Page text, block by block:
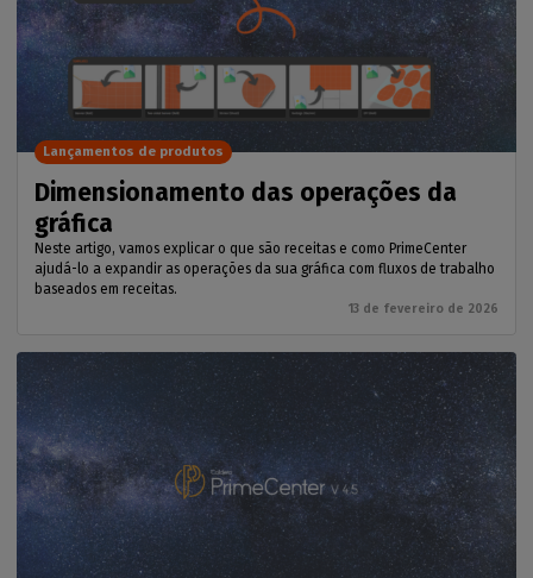
Dimensionamento das operações da
gráfica
Neste artigo, vamos explicar o que são receitas e como PrimeCenter
ajudá-lo a expandir as operações da sua gráfica com fluxos de trabalho
baseados em receitas.
13 de fevereiro de 2026
Lançamentos de produtos